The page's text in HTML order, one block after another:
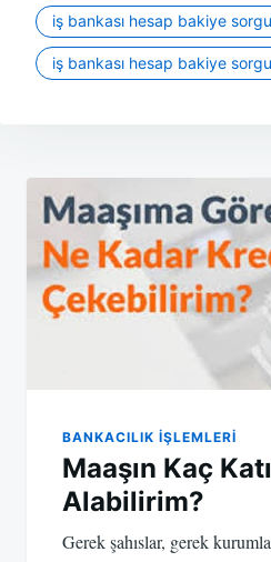
i̇ş bankası hesap bakiye
i̇ş bankası hesap bakiye
gezinmesi
BANKACILIK IŞLEMLERI
Maaşın Kaç
Alabilirim?
Gerek şahıslar, gerek